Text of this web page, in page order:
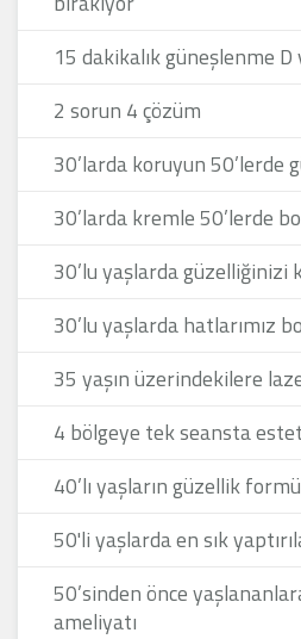
15 dakikalık güneşlenme
2 sorun 4 çözüm
30’larda koruyun 50’lerde
30’larda kremle 50’lerde
30’lu yaşlarda güzelliğinizi
30’lu yaşlarda hatlarımız
35 yaşın üzerindekilere
4 bölgeye tek seansta
40’lı yaşların güzellik
50'li yaşlarda en sık
50’sinden önce
ameliyatı